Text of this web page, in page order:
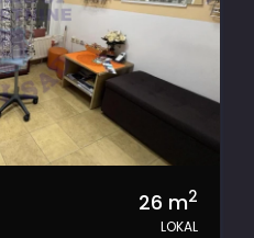
26 m2
LOKAL